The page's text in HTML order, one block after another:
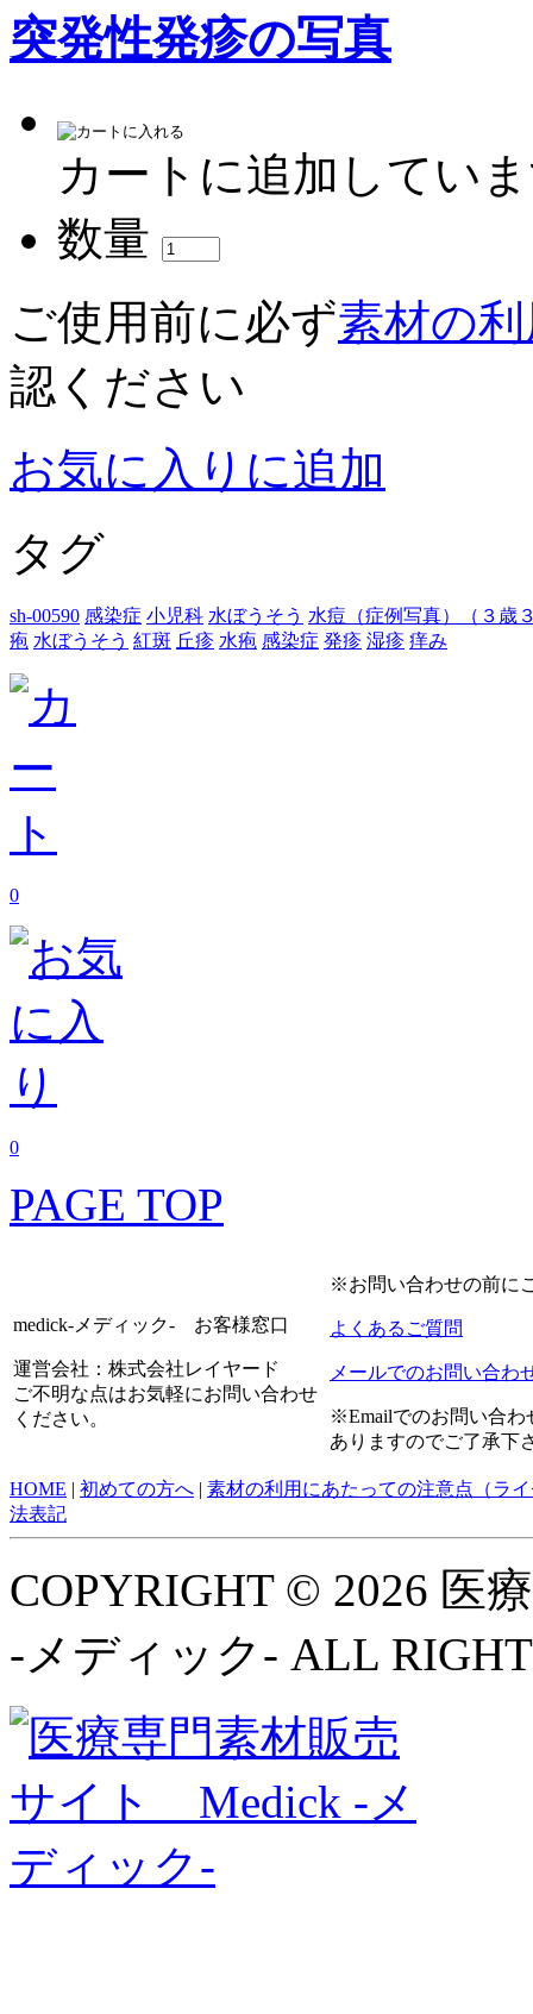
突発性発疹の写真
カートに追加してい
数量
ご使用前に必ず素材の
認ください
お気に入りに追加
タグ
sh-00590 感染症 小児科 水ぼうそう 水痘（症例写真）（３歳
疱 水ぼうそう 紅斑 丘疹 水疱 感染症 発疹 湿疹 痒み
0
0
PAGE TOP
medick-メディック- お客様窓口
運営会社：株式会社レイヤード
ご不明な点はお気軽にお問い合わせ
ください。
※お問い合わせの前に
よくあるご質問
メールでのお問い合わ
※Emailでのお問い合わ
ありますのでご了承下
HOME | 初めての方へ | 素材の利用にあたっての注意点（ラ
法表記
COPYRIGHT © 2026 医
-メディック- ALL RIGHT